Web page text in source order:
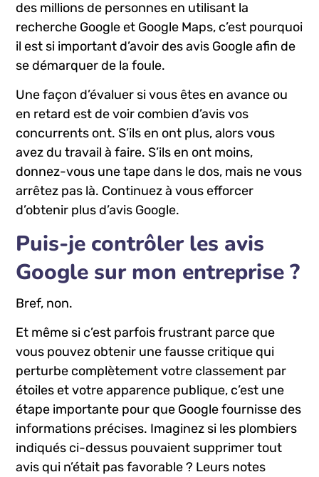
des millions de personnes en utilisant la
recherche Google et Google Maps, c’est pourquoi
il est si important d’avoir des avis Google afin de
se démarquer de la foule.
Une façon d’évaluer si vous êtes en avance ou
en retard est de voir combien d’avis vos
concurrents ont. S’ils en ont plus, alors vous
avez du travail à faire. S’ils en ont moins,
donnez-vous une tape dans le dos, mais ne vous
arrêtez pas là. Continuez à vous efforcer
d’obtenir plus d’avis Google.
Puis-je contrôler les avis
Google sur mon entreprise ?
Bref, non.
Et même si c’est parfois frustrant parce que
vous pouvez obtenir une fausse critique qui
perturbe complètement votre classement par
étoiles et votre apparence publique, c’est une
étape importante pour que Google fournisse des
informations précises. Imaginez si les plombiers
indiqués ci-dessus pouvaient supprimer tout
avis qui n’était pas favorable ? Leurs notes